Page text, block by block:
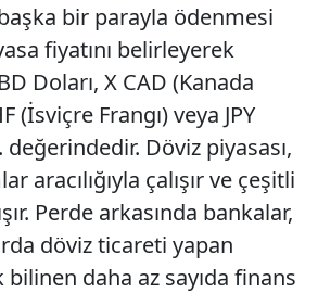
bir parayla ödenmesi
fiyatını belirleyerek
Doları, X CAD (Kanada
(İsviçre Frangı) veya JPY
değerindedir. Döviz piyasası,
aracılığıyla çalışır ve çeşitli
Perde arkasında bankalar,
döviz ticareti yapan
daha az sayıda finans